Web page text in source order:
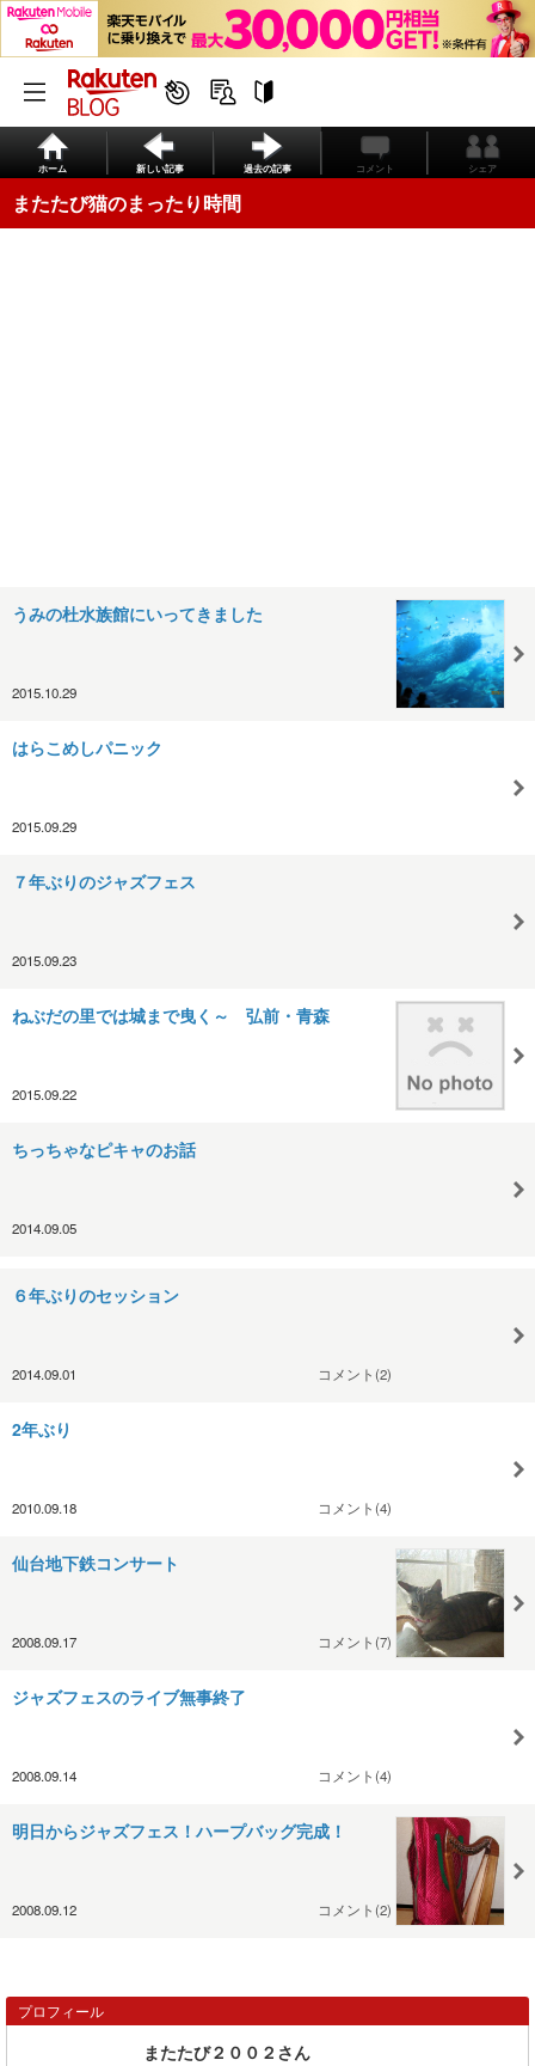
ホーム 新しい記事 過去の記事 コメント シェア
またたび猫のまったり時間
うみの杜水族館にいってきました
2015.10.29
はらこめしパニック
2015.09.29
７年ぶりのジャズフェス
2015.09.23
ねぶだの里では城まで曳く～ 弘前・青森
2015.09.22
ちっちゃなピキャのお話
2014.09.05
６年ぶりのセッション
2014.09.01 コメント(2)
2年ぶり
2010.09.18 コメント(4)
仙台地下鉄コンサート
2008.09.17 コメント(7)
ジャズフェスのライブ無事終了
2008.09.14 コメント(4)
明日からジャズフェス！ハープバッグ完成！
2008.09.12 コメント(2)
プロフィール
またたび２００２さん